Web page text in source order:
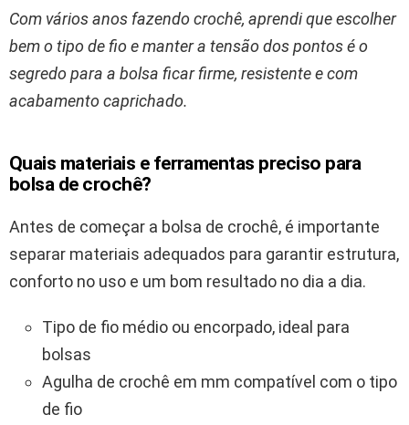
Com vários anos fazendo crochê, aprendi que escolher
bem o tipo de fio e manter a tensão dos pontos é o
segredo para a bolsa ficar firme, resistente e com
acabamento caprichado.
Quais materiais e ferramentas preciso para
bolsa de crochê?
Antes de começar a bolsa de crochê, é importante
separar materiais adequados para garantir estrutura,
conforto no uso e um bom resultado no dia a dia.
Tipo de fio médio ou encorpado, ideal para
bolsas
Agulha de crochê em mm compatível com o tipo
de fio